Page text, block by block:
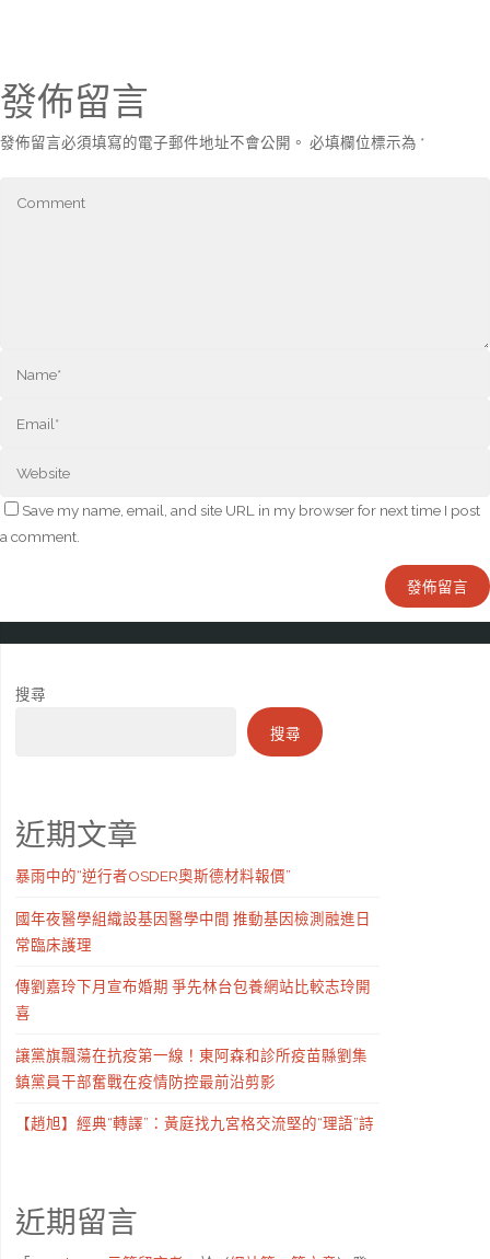
發佈留言
發佈留言必須填寫的電子郵件地址不會公開。 必填欄位標示為 *
Save my name, email, and site URL in my browser for next time I post
a comment.
搜尋
搜尋
近期文章
暴雨中的“逆行者OSDER奧斯德材料報價”
國年夜醫學組織設基因醫學中間 推動基因檢測融進日
常臨床護理
傳劉嘉玲下月宣布婚期 爭先林台包養網站比較志玲開
喜
讓黨旗飄蕩在抗疫第一線！東阿森和診所疫苗縣劉集
鎮黨員干部奮戰在疫情防控最前沿剪影
【趙旭】經典“轉譯”：黃庭找九宮格交流堅的“理語”詩
近期留言